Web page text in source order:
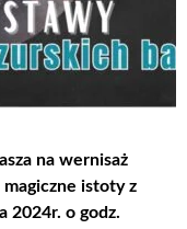
na wernisaż
istoty z
2024r. o godz.